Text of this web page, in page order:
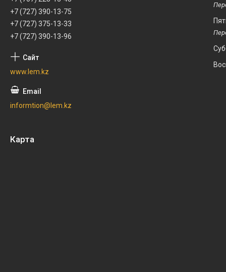
+7 (727) 390-13-75
+7 (727) 375-13-33
+7 (727) 390-13-96
www.lem.kz
informtion@lem.kz
Карта